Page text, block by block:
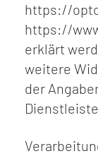
https://
https://
erklärt
weitere
der